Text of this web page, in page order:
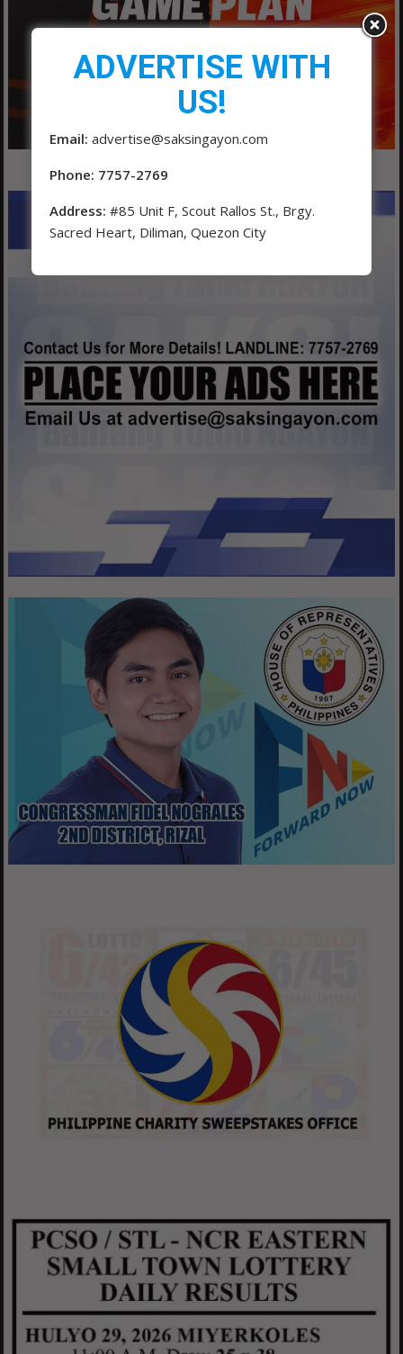
ADVERTISE WITH
US!
Email: advertise@saksingayon.com
Phone: 7757-2769
Address: #85 Unit F, Scout Rallos St., Brgy.
Sacred Heart, Diliman, Quezon City